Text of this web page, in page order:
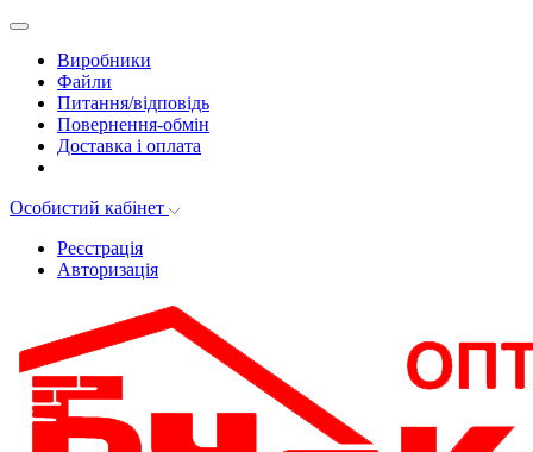
Виробники
Файли
Питання/відповідь
Повернення-обмін
Доставка і оплата
Особистий кабінет
Реєстрація
Авторизація